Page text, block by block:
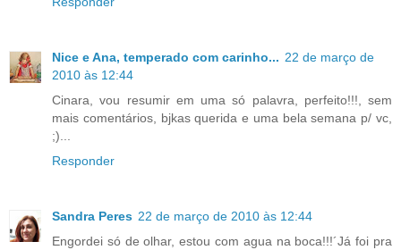
Nice e Ana, temperado com carinho... 22 de março de
2010 às 12:44
Cinara, vou resumir em uma só palavra, perfeito!!!, sem
mais comentários, bjkas querida e uma bela semana p/ vc,
;)...
Responder
Sandra Peres 22 de março de 2010 às 12:44
Engordei só de olhar, estou com agua na boca!!!´Já foi pra